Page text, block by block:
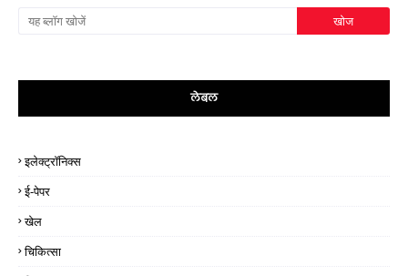
लेबल
इलेक्ट्रॉनिक्स
ई-पेपर
खेल
चिकित्सा